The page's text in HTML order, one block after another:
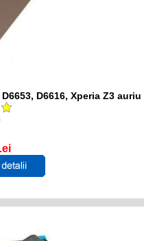
D6616, Xperia Z3 auriu